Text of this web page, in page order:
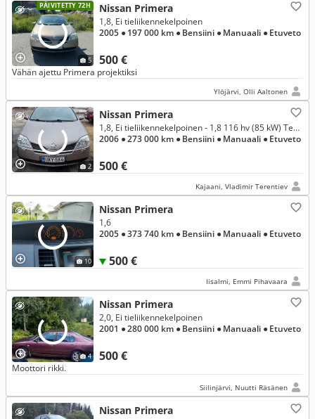
PÄIVITETTY 72H
5
Nissan Primera
500 €
1,8, Ei tieliikennekelpoinen
2005 ● 197 000 km ● Bensiini ● Manuaali ● Etuveto
Vähän ajettu Primera projektiksi
Ylöjärvi, Olli Aaltonen
2
Nissan Primera
500 €
1,8, Ei tieliikennekelpoinen - 1,8 116 hv (85 kW) Tekna 5-ov.
2006 ● 273 000 km ● Bensiini ● Manuaali ● Etuveto
Kajaani, Vladimir Terentiev
10
Nissan Primera
500 €
1,6
2005 ● 373 740 km ● Bensiini ● Manuaali ● Etuveto
Iisalmi, Emmi Pihavaara
4
Nissan Primera
500 €
2,0, Ei tieliikennekelpoinen
2001 ● 280 000 km ● Bensiini ● Manuaali ● Etuveto
Moottori rikki.
Siilinjärvi, Nuutti Räsänen
Nissan Primera